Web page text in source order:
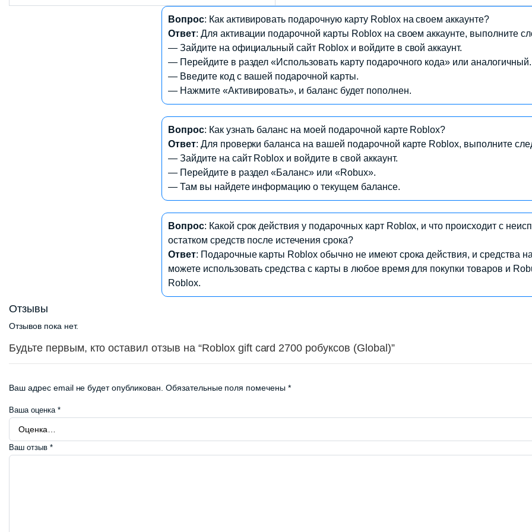
Вопрос: Как активировать подарочную карту Roblox на своем аккаунте?
Ответ: Для активации подарочной карты Roblox на своем аккаунте, выполните
— Зайдите на официальный сайт Roblox и войдите в свой аккаунт.
— Перейдите в раздел «Использовать карту подарочного кода» или аналогичный.
— Введите код с вашей подарочной карты.
— Нажмите «Активировать», и баланс будет пополнен.
Вопрос: Какие игры и предметы можно приобрести с использованием подарочной
Ответ: С помощью подарочной карты Roblox вы можете приобрести
которую можно использовать для покупки различных предметов, одежды,
играх на платформе Roblox.
Вопрос: Как узнать баланс на моей подарочной карте Roblox?
Ответ: Для проверки баланса на вашей подарочной карте Roblox, выполните
— Зайдите на сайт Roblox и войдите в свой аккаунт.
— Перейдите в раздел «Баланс» или «Robux».
— Там вы найдете информацию о текущем балансе.
Вопрос: Могу ли я подарить подарочную карту Roblox другому пользователю?
Ответ: Да, вы можете подарить подарочную карту Roblox другому пользователю,
Получатель может активировать карту и использовать средства на своем аккаунте.
Вопрос: Какой срок действия у подарочных карт Roblox, и что происходит с
остатком средств после истечения срока?
Ответ: Подарочные карты Roblox обычно не имеют срока действия, и средства
можете использовать средства с карты в любое время для покупки товаров и
Roblox.
Отзывы
Отзывов пока нет.
Будьте первым, кто оставил отзыв на “Roblox gift card 2700 робуксов (Global)”
Ваш адрес email не будет опубликован. Обязательные поля помечены*
Ваша оценка *
Ваш отзыв *